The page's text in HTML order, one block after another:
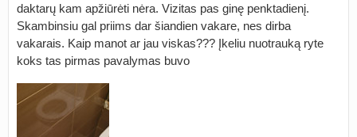
daktarų kam apžiūrėti nėra. Vizitas pas ginę penktadienį.
Skambinsiu gal priims dar šiandien vakare, nes dirba
vakarais. Kaip manot ar jau viskas??? Įkeliu nuotrauką ryte
koks tas pirmas pavalymas buvo